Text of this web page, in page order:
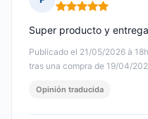
Nota: 5 de 5
Publicado el 21/05/2026 à
tras una compra de 19/04/
Super producto y entrega
Opinión traducida